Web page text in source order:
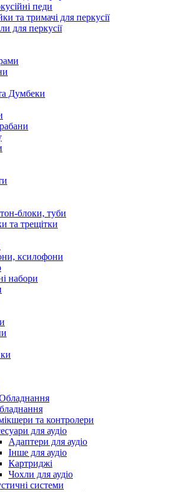
педи
та тримачі для перкусії
для перкусії
Думбеки
блоки, туби
та трещітки
ксилофони
набори
та контролери
для аудіо
Адаптери для аудіо
Інше для аудіо
Картриджі
Чохли для аудіо
системи